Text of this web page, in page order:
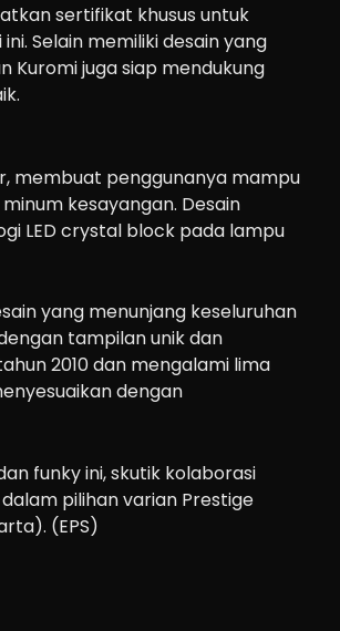
sertifikat khusus untuk
Selain memiliki desain yang
Kuromi juga siap mendukung
membuat penggunanya mampu
kesayangan. Desain
LED crystal block pada lampu
yang menunjang keseluruhan
tampilan unik dan
2010 dan mengalami lima
dengan
funky ini, skutik kolaborasi
pilihan varian Prestige
(EPS)